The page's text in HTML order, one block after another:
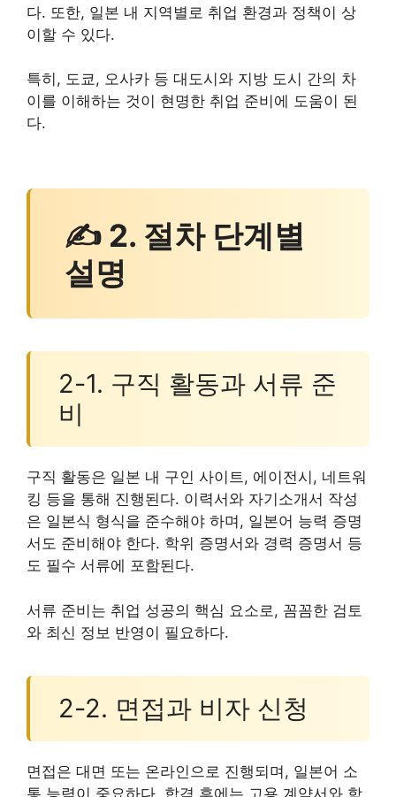
다. 또한, 일본 내 지역별로 취업 환경과 정책이 상
이할 수 있다.
특히, 도쿄, 오사카 등 대도시와 지방 도시 간의 차
이를 이해하는 것이 현명한 취업 준비에 도움이 된
다.
✍ 2. 절차 단계별
설명
2-1. 구직 활동과 서류 준
비
구직 활동은 일본 내 구인 사이트, 에이전시, 네트워
킹 등을 통해 진행된다. 이력서와 자기소개서 작성
은 일본식 형식을 준수해야 하며, 일본어 능력 증명
서도 준비해야 한다. 학위 증명서와 경력 증명서 등
도 필수 서류에 포함된다.
서류 준비는 취업 성공의 핵심 요소로, 꼼꼼한 검토
와 최신 정보 반영이 필요하다.
2-2. 면접과 비자 신청
면접은 대면 또는 온라인으로 진행되며, 일본어 소